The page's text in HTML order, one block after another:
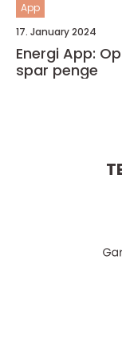
App
17. January 2024
Energi App:
spar penge